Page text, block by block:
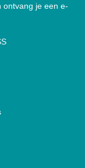
ontvang je een e-